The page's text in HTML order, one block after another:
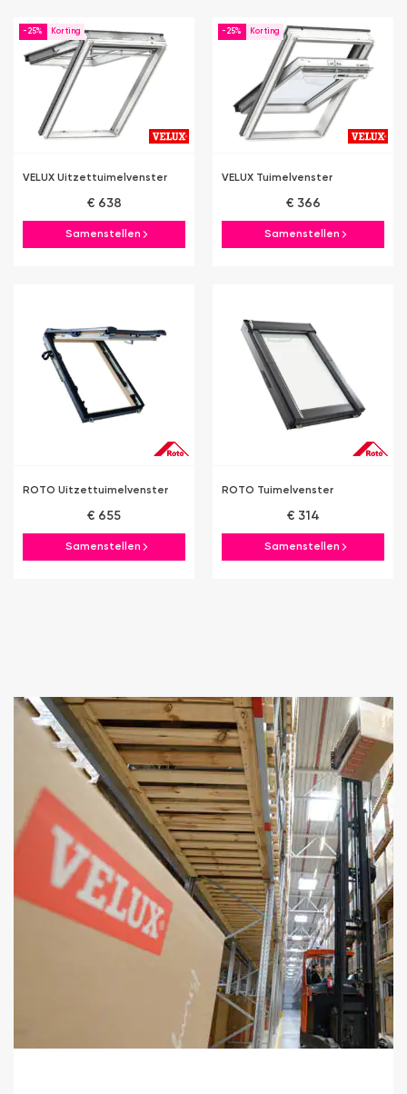
-25%
VELUX Uitzettuimelvenster
€ 638
Samenstellen
-25%
VELUX Tuimelvenster
€ 366
Samenstellen
ROTO Uitzettuimelvenster
€ 655
Samenstellen
ROTO Tuimelvenster
€ 314
Samenstellen